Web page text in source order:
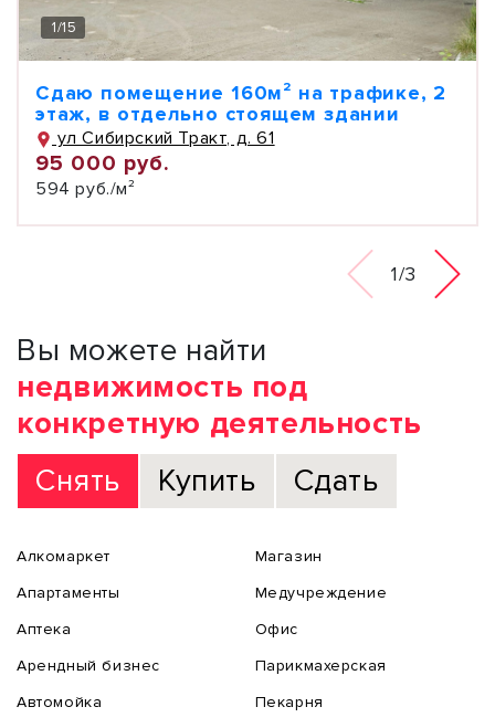
1/15
Сдаю помещение 160м² на трафике, 2
этаж, в отдельно стоящем здании
ул Сибирский Тракт, д. 61
95 000 руб.
594 руб./м²
1/3
Вы можете найти
недвижимость под
конкретную деятельность
Снять
Купить Сдать
Алкомаркет
Апартаменты
Аптека
Арендный бизнес
Автомойка
Магазин
Медучреждение
Офис
Парикмахерская
Пекарня